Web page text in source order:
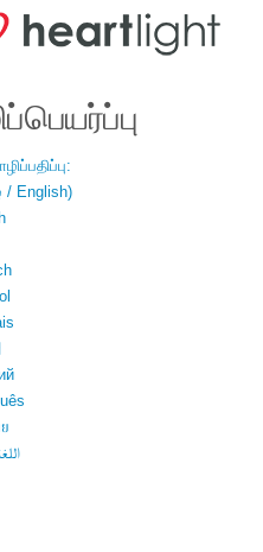
/ English)